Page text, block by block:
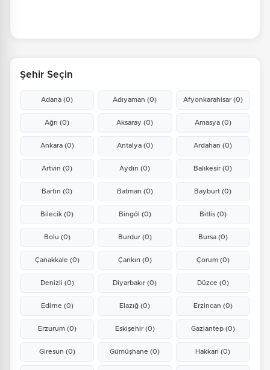
Şehir Seçin
Adana(0) Adıyaman(0) Afyonkarahisar (0)
Ağrı(0) Aksaray(0) Amasya (0)
Ankara (0) Antalya (0) Ardahan(0)
Artvin(0) Aydın(0) Balıkesir(0)
Bartın(0) Batman (0) Bayburt(0)
Bilecik(0) Bingöl (0) Bitlis (0)
Bolu (0) Burdur (0) Bursa (0)
Çanakkale (0) Çankırı (0) Çorum (0)
Denizli (0) Diyarbakır(0) Düzce (0)
Edirne (0) Elazığ(0) Erzincan (0)
Erzurum (0) Eskişehir (0) Gaziantep (0)
Giresun (0) Gümüşhane(0) Hakkari(0)